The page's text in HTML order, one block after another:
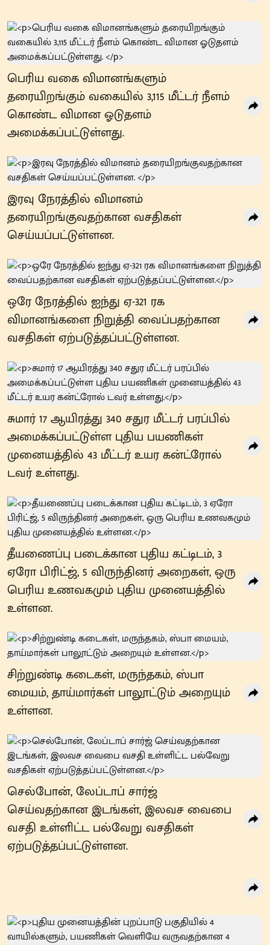
பெரிய வகை விமானங்களும்
தரையிறங்கும் வகையில் 3,115 மீட்டர் நீளம்
கொண்ட விமான ஓடுதளம்
அமைக்கப்பட்டுள்ளது.
இரவு நேரத்தில் விமானம்
தரையிறங்குவதற்கான வசதிகள்
செய்யப்பட்டுள்ளன.
ஒரே நேரத்தில் ஐந்து ஏ-321 ரக
விமானங்களை நிறுத்தி வைப்பதற்கான
வசதிகள் ஏற்படுத்தப்பட்டுள்ளன.
சுமார் 17 ஆயிரத்து 340 சதுர மீட்டர் பரப்பில்
அமைக்கப்பட்டுள்ள புதிய பயணிகள்
முனையத்தில் 43 மீட்டர் உயர கன்ட்ரோல்
டவர் உள்ளது.
தீயணைப்பு படைக்கான புதிய கட்டிடம், 3
ஏரோ பிரிட்ஜ், 5 விருந்தினர் அறைகள், ஒரு
பெரிய உணவகமும் புதிய முனையத்தில்
உள்ளன.
சிற்றுண்டி கடைகள், மருந்தகம், ஸ்பா
மையம், தாய்மார்கள் பாலூட்டும் அறையும்
உள்ளன.
செல்போன், லேப்டாப் சார்ஜ்
செய்வதற்கான இடங்கள், இலவச வைபை
வசதி உள்ளிட்ட பல்வேறு வசதிகள்
ஏற்படுத்தப்பட்டுள்ளன.